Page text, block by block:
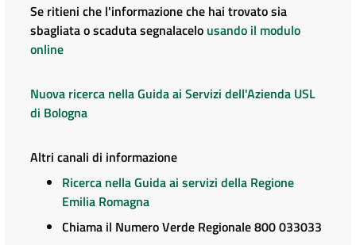
Se ritieni che l'informazione che hai trovato sia
sbagliata o scaduta segnalacelo usando il modulo
online
Nuova ricerca nella Guida ai Servizi dell'Azienda USL
di Bologna
Altri canali di informazione
Ricerca nella Guida ai servizi della Regione
Emilia Romagna
Chiama il Numero Verde Regionale 800 033033